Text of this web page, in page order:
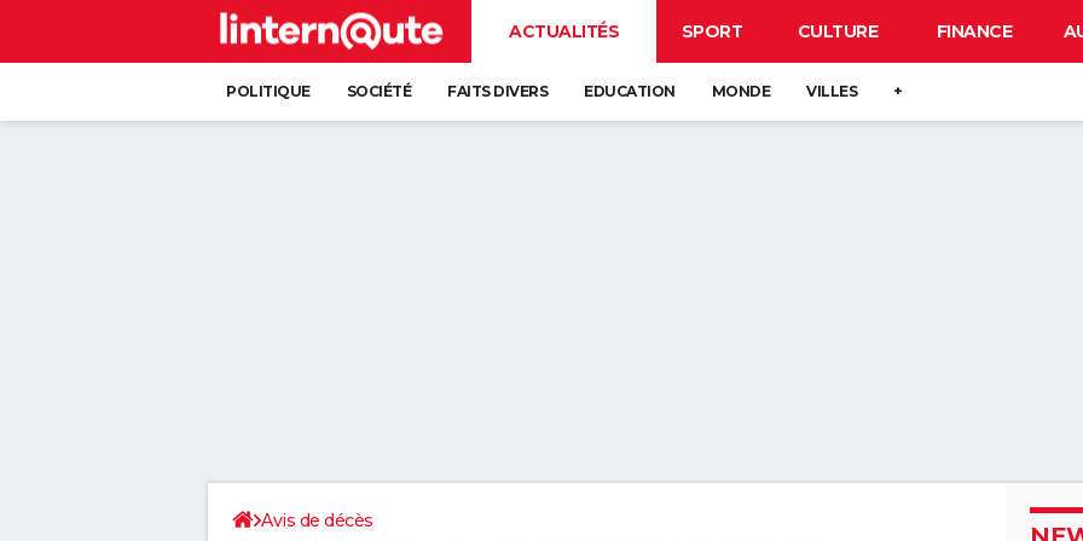
ACTUALITÉS SPORT CULTURE FINANCE
POLITIQUE SOCIÉTÉ FAITS DIVERS EDUCATION MONDE VILLES +
Avis de décès